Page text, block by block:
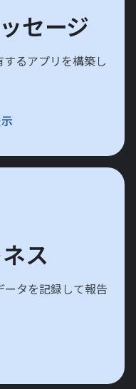
セージ
るアプリを構築し
ス
ータを記録して報告